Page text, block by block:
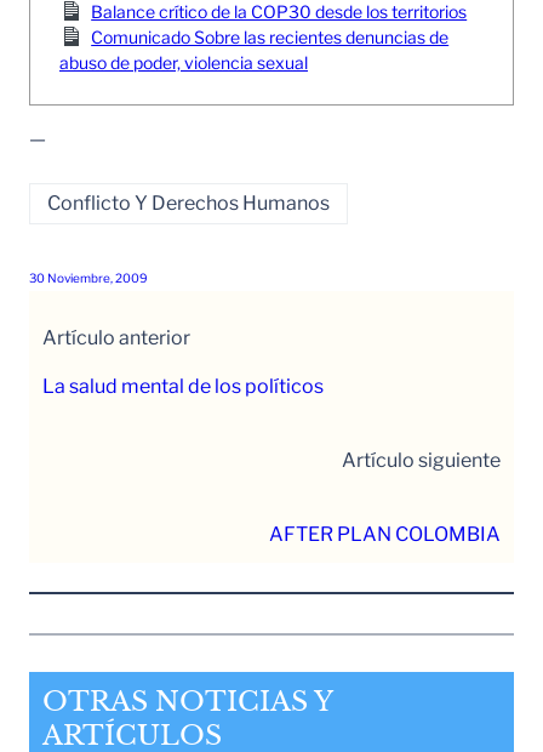
Balance crítico de la COP30 desde los territorios
Comunicado Sobre las recientes denuncias de
abuso de poder, violencia sexual
—
Conflicto Y Derechos Humanos
30 Noviembre, 2009
Artículo anterior
La salud mental de los políticos
Artículo siguiente
AFTER PLAN COLOMBIA
OTRAS NOTICIAS Y
ARTÍCULOS